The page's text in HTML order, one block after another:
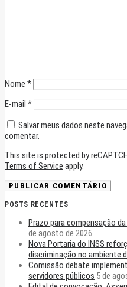
Nome *
E-mail *
Salvar meus dados neste
comentar.
This site is protected by
Terms of Service apply.
POSTS RECENTES
Prazo para compensação
de agosto de 2026
Nova Portaria do INSS
discriminação no ambiente
Comissão debate
servidores públicos 5 de